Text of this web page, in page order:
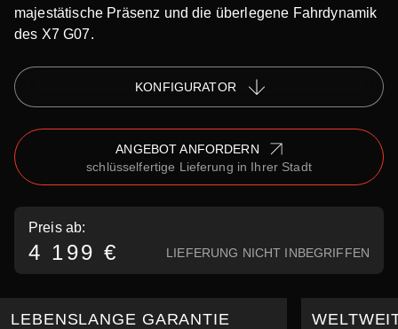
Preis ab:
4 199 € LIEFERUNG NICHT INBEGRIFFEN
majestätische Präsenz und die überlegene Fahrdynamik
des X7 G07.
KONFIGURATOR
ANGEBOT ANFORDERN
schlüsselfertige Lieferung in Ihrer Stadt
LEBENSLANGE GARANTIE